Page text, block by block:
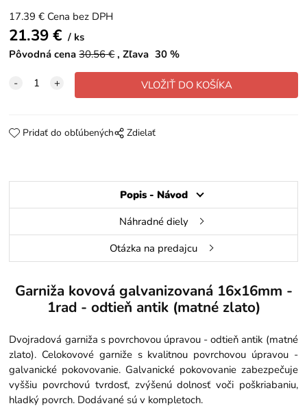
17.39 € Cena bez DPH
21.39€
ks
Pôvodná cena 30.56€ Zľava 30 %
Pridať do obľúbených Zdielať
Popis - Návod
Náhradné diely
Otázka na predajcu
Garniža kovová galvanizovaná 16x16mm -
1rad - odtieň antik (matné zlato)
Dvojradová garniža s povrchovou úpravou - odtieň antik (matné
zlato). Celokovové garniže s kvalitnou povrchovou úpravou -
galvanické pokovovanie. Galvanické pokovovanie zabezpečuje
vyššiu povrchovú tvrdosť, zvýšenú dolnosť voči poškriabaniu,
hladký povrch. Dodávané sú v kompletoch.